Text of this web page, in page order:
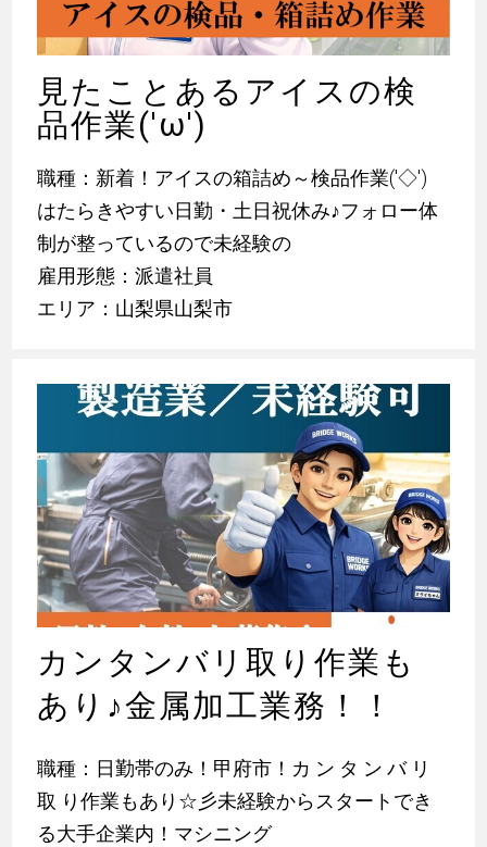
見たことあるアイスの検
品作業('ω')
職種：新着！アイスの箱詰め～検品作業('◇')ゞ
はたらきやすい日勤・土日祝休み♪フォロー体
制が整っているので未経験の
雇用形態：派遣社員
エリア：山梨県山梨市
カンタンバリ取り作業も
あり ♪金属加工業務！！
職種：日勤帯のみ！甲府市！カ ン タ ン バ リ
取 り作業もあり☆彡未経験からスタートでき
る大手企業内！マシニング